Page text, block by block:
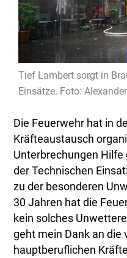
Tief Lambert sorgt in
Einsätze. Foto:
Die Feuerwehr hat in
Kräfteaustausch
Unterbrechungen
der Technischen
zu der besonderen
30 Jahren hat die
kein solches
geht mein Dank an die
hauptberuflichen